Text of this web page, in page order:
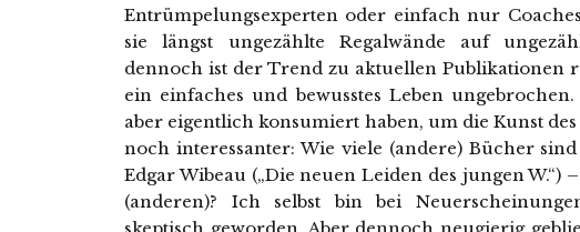
Entrümpelungsexperten oder einfach nur
sie längst ungezählte Regalwände auf
dennoch ist der Trend zu aktuellen Publikationen
ein einfaches und bewusstes Leben
aber eigentlich konsumiert haben, um die Kunst
noch interessanter: Wie viele (andere) Bücher
Edgar Wibeau („Die neuen Leiden des jungen W.“)
(anderen)? Ich selbst bin bei